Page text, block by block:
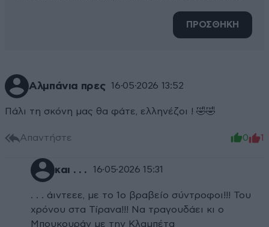
ΠΡΟΣΘΗΚΗ
Αλμπάνια πρες 16·05·2026 13:52
Πάλι τη σκόνη μας θα φάτε, ελληνέζοι ! 🤣🤣
Απαντήστε 0 1
και . . . 16·05·2026 15:31
. . . άιντεεε, με το 1ο βραβείο σύντροφοι!!! Του
χρόνου στα Τίρανα!!! Να τραγουδάει κι ο
Μπουκουράν με την Κλαμπέτα